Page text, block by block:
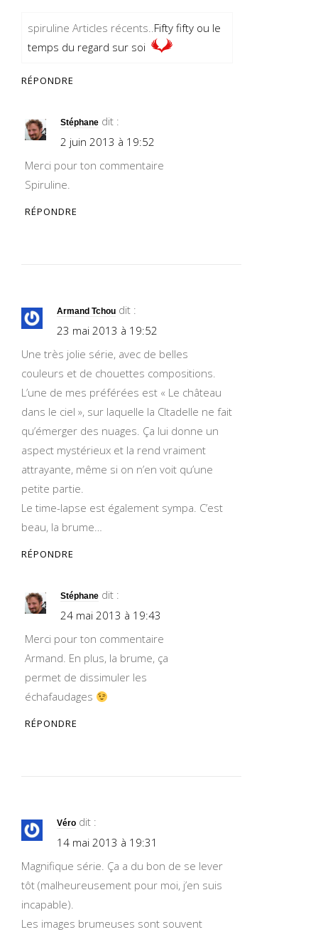
spiruline Articles récents..Fifty fifty ou le
temps du regard sur soi
RÉPONDRE
Stéphane dit :
2 juin 2013 à 19:52
Merci pour ton commentaire
Spiruline.
RÉPONDRE
Armand Tchou dit :
23 mai 2013 à 19:52
Une très jolie série, avec de belles
couleurs et de chouettes compositions.
L’une de mes préférées est « Le château
dans le ciel », sur laquelle la CItadelle ne fait
qu’émerger des nuages. Ça lui donne un
aspect mystérieux et la rend vraiment
attrayante, même si on n’en voit qu’une
petite partie.
Le time-lapse est également sympa. C’est
beau, la brume…
RÉPONDRE
Stéphane dit :
24 mai 2013 à 19:43
Merci pour ton commentaire
Armand. En plus, la brume, ça
permet de dissimuler les
échafaudages
RÉPONDRE
Véro dit :
14 mai 2013 à 19:31
Magnifique série. Ça a du bon de se lever
tôt (malheureusement pour moi, j’en suis
incapable).
Les images brumeuses sont souvent